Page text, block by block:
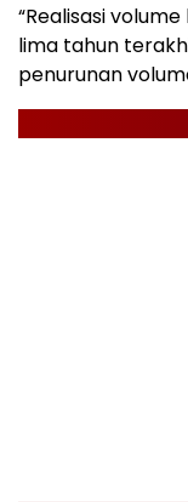
“Realisasi
lima tahun
penurunan